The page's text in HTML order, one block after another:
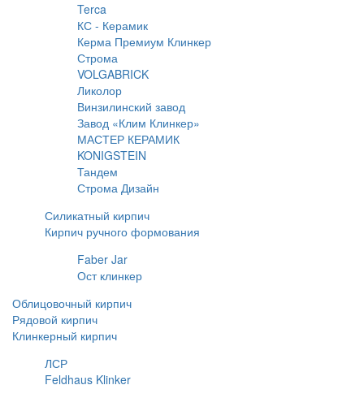
Terca
КС - Керамик
Керма Премиум Клинкер
Строма
VOLGABRICK
Ликолор
Винзилинский завод
Завод «Клим Клинкер»
МАСТЕР КЕРАМИК
KONIGSTEIN
Тандем
Строма Дизайн
Силикатный кирпич
Кирпич ручного формования
Faber Jar
Ост клинкер
Облицовочный кирпич
Рядовой кирпич
Клинкерный кирпич
ЛСР
Feldhaus Klinker